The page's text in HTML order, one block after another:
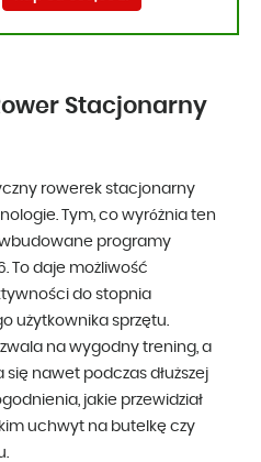
Stacjonarny
rowerek stacjonarny
Tym, co wyróżnia ten
programy
To daje możliwość
do stopnia
użytkownika sprzętu.
na wygodny trening, a
nawet podczas dłuższej
jakie przewidział
uchwyt na butelkę czy